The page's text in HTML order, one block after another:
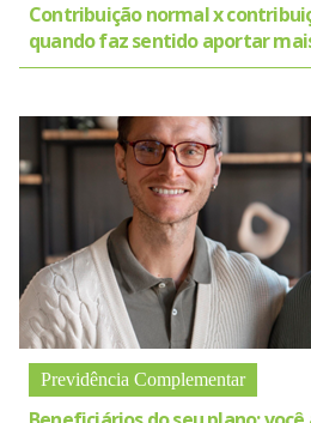
Contribuição normal x
quando faz sentido aportar
Previdência Complementar